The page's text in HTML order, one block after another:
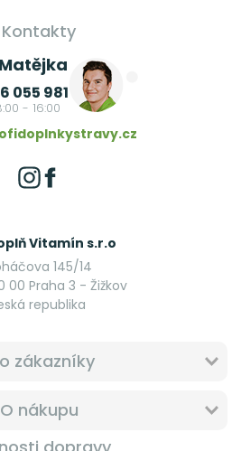
Kontakty
055 981
- 16:00
Vitamín s.r.o
145/14
00 Praha 3 - Žižkov
republika
zákazníky
O nákupu